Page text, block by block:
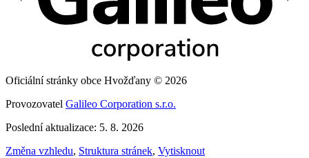
Oficiální stránky obce Hvožďany © 2026
Provozovatel Galileo Corporation s.r.o.
Poslední aktualizace: 5. 8. 2026
Změna vzhledu, Struktura stránek, Vytisknout